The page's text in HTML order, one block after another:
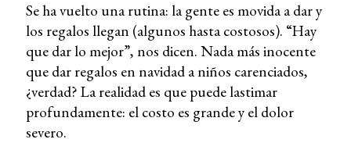
Se ha vuelto una rutina: la gente es movida a dar y
los regalos llegan (algunos hasta costosos). “Hay
que dar lo mejor”, nos dicen. Nada más inocente
que dar regalos en navidad a niños carenciados,
¿verdad? La realidad es que puede lastimar
profundamente: el costo es grande y el dolor
severo.